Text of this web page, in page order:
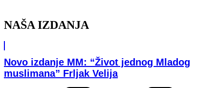
NAŠA IZDANJA
Novo izdanje MM: “Život jednog Mladog
muslimana” Frljak Velija